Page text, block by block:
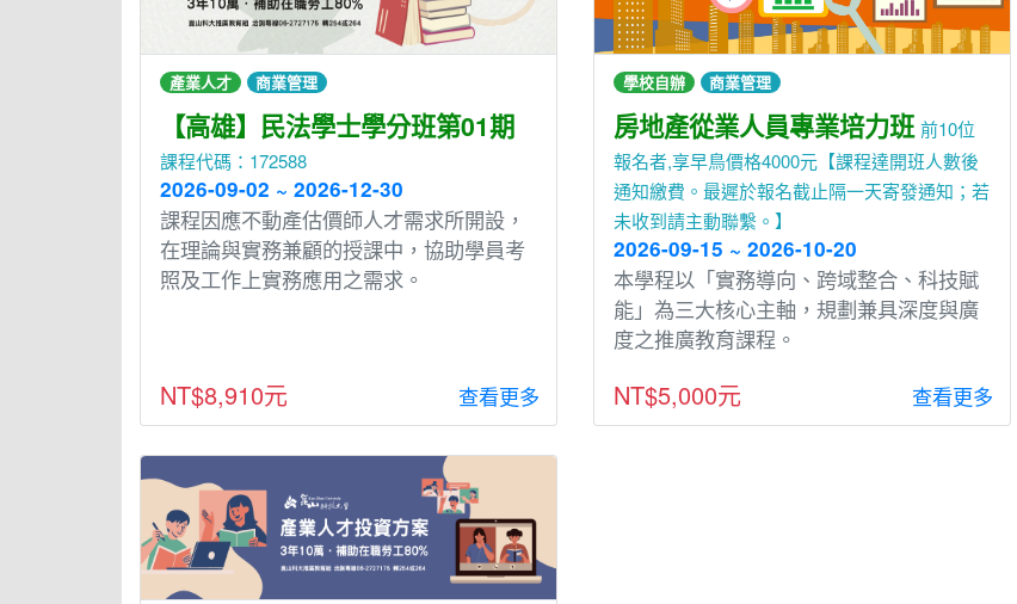
產業人才 商業管理
【高雄】民法學士學分班第01期
課程代碼：172588
2026-09-02 ~ 2026-12-30
課程因應不動產估價師人才需求所開設，
在理論與實務兼顧的授課中，協助學員考
照及工作上實務應用之需求。
NT$8,910元 查看更多
學校自辦 商業管理
房地產從業人員專業培力班 前10位
報名者,享早鳥價格4000元【課程達開班人數後
通知繳費。最遲於報名截止隔一天寄發通知；若
未收到請主動聯繫。】
2026-09-15 ~ 2026-10-20
本學程以「實務導向、跨域整合、科技賦
能」為三大核心主軸，規劃兼具深度與廣
度之推廣教育課程。
NT$5,000元 查看更多